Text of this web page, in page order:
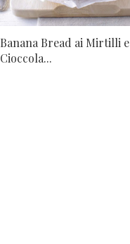
Banana Bread ai Mirtilli e
Cioccola...